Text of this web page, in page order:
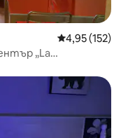
Средна
4,95 (152)
„La